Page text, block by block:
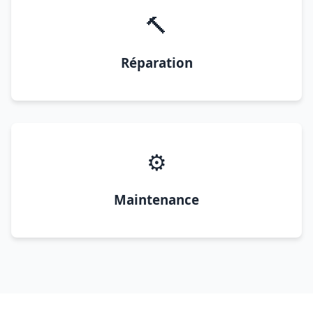
🔨
Réparation
⚙️
Maintenance